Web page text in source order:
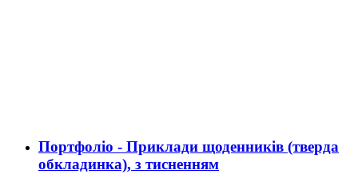
Портфоліо - Приклади щоденників (тверда
обкладинка), з тисненням